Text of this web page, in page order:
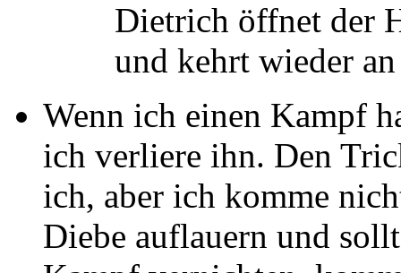
Dietrich öffnet der
und kehrt wieder
Wenn ich einen Kampf
ich verliere ihn. Den
ich, aber ich komme
Diebe auflauern und